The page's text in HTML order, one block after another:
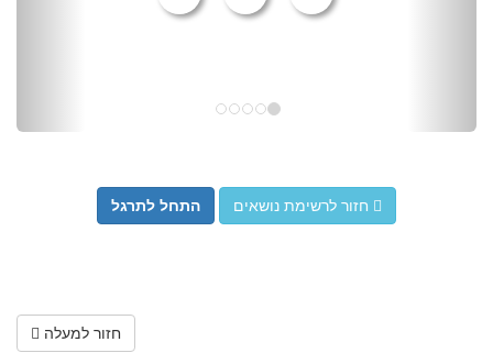
חזור לרשימת נושאים התחל לתרגל
חזור למעלה